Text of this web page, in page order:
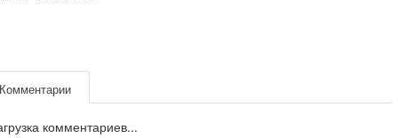
комментариев...